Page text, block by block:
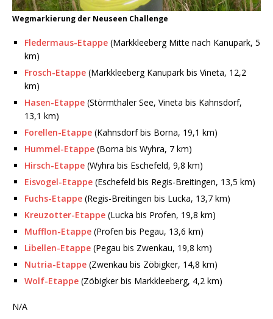
Wegmarkierung der Neuseen Challenge
Fledermaus-Etappe (Markkleeberg Mitte nach Kanupark, 5
km)
Frosch-Etappe (Markkleeberg Kanupark bis Vineta, 12,2
km)
Hasen-Etappe (Störmthaler See, Vineta bis Kahnsdorf,
13,1 km)
Forellen-Etappe (Kahnsdorf bis Borna, 19,1 km)
Hummel-Etappe (Borna bis Wyhra, 7 km)
Hirsch-Etappe (Wyhra bis Eschefeld, 9,8 km)
Eisvogel-Etappe (Eschefeld bis Regis-Breitingen, 13,5 km)
Fuchs-Etappe (Regis-Breitingen bis Lucka, 13,7 km)
Kreuzotter-Etappe (Lucka bis Profen, 19,8 km)
Mufflon-Etappe (Profen bis Pegau, 13,6 km)
Libellen-Etappe (Pegau bis Zwenkau, 19,8 km)
Nutria-Etappe (Zwenkau bis Zöbigker, 14,8 km)
Wolf-Etappe (Zöbigker bis Markkleeberg, 4,2 km)
N/A